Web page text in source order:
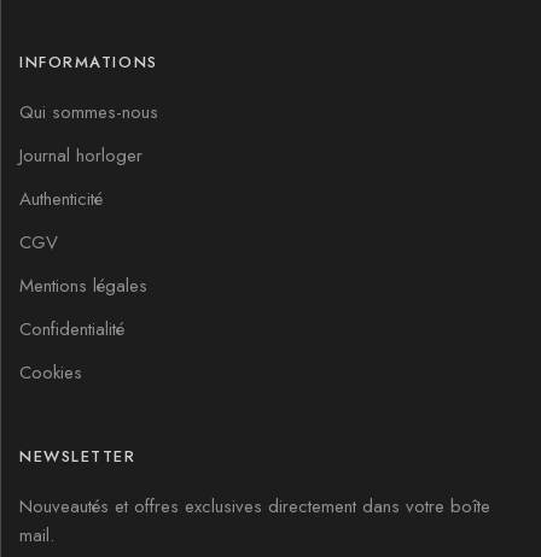
INFORMATIONS
Qui sommes-nous
Journal horloger
Authenticité
CGV
Mentions légales
Confidentialité
Cookies
NEWSLETTER
Nouveautés et offres exclusives directement dans votre boîte
mail.